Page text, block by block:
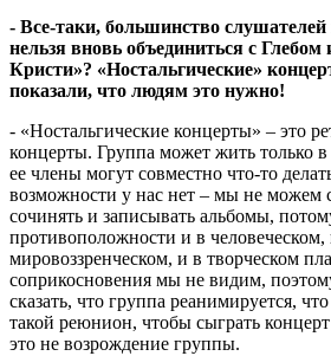
- Все-таки, большинство
нельзя вновь объединиться с Глебом
Кристи»? «Ностальгические»
показали, что людям это нужно!
- «Ностальгические концерты» – это
концерты. Группа может жить только в
ее члены могут совместно что-то
возможности у нас нет – мы не можем
сочинять и записывать альбомы,
противоположности и в человеческом,
мировоззренческом, и в творческом
соприкосновения мы не видим,
сказать, что группа реанимируется,
такой реюнион, чтобы сыграть
это не возрождение группы.